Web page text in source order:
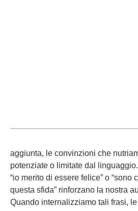
aggiunta, le convinzioni che
potenziate o limitate dal
“io merito di essere felice” o “sono
questa sfida” rinforzano la nostra
Quando internalizziamo tali frasi,